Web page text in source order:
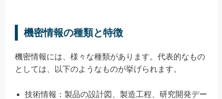
機密情報の種類と特徴
機密情報には、様々な種類があります。代表的なもの
としては、以下のようなものが挙げられます。
技術情報：製品の設計図、製造工程、研究開発デー